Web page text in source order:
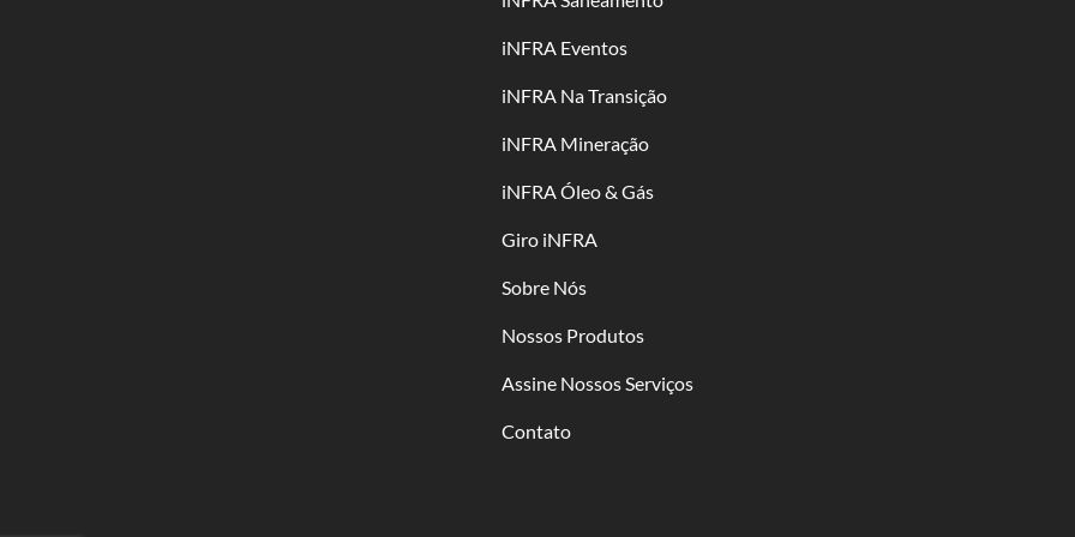
iNFRA Eventos
iNFRA Na Transição
iNFRA Mineração
iNFRA Óleo & Gás
Giro iNFRA
Sobre Nós
Nossos Produtos
Assine Nossos Serviços
Contato